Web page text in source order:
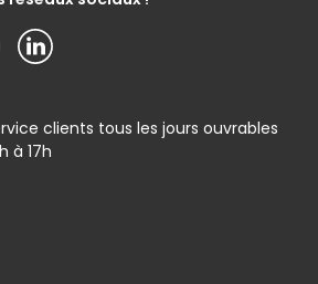
clients tous les jours ouvrables
à 17h